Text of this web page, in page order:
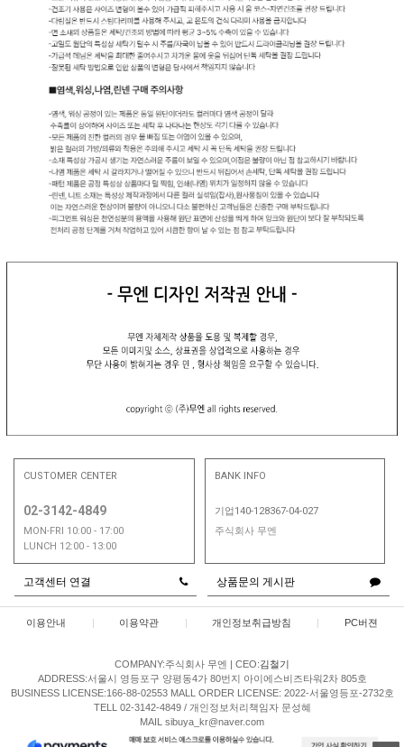
CUSTOMER CENTER
02-3142-4849
MON-FRI 10:00 - 17:00
LUNCH 12:00 - 13:00
BANK INFO
기업140-128367-04-027
주식회사 무엔
고객센터 연결 상품문의 게시판
이용안내 | 이용약관 | 개인정보취급방침 | PC버젼
COMPANY:주식회사 무엔 | CEO:김철기
ADDRESS:서울시 영등포구 양평동4가 80번지 아이에스비즈타워2차 805호
BUSINESS LICENSE:166-88-02553 MALL ORDER LICENSE: 2022-서울영등포-2732호
TELL 02-3142-4849 / 개인정보처리책임자 문성혜
MAIL sibuya_kr@naver.com